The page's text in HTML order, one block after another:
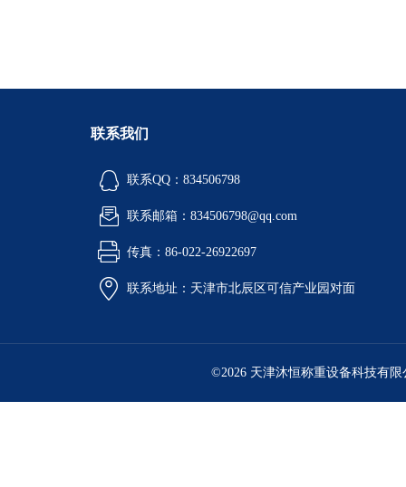
联系我们
联系QQ：834506798
联系邮箱：834506798@qq.com
传真：86-022-26922697
联系地址：天津市北辰区可信产业园对面
©2026 天津沐恒称重设备科技有